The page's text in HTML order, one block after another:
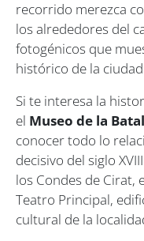
recorrido merezca
los alrededores del
fotogénicos que
histórico de la
Si te interesa la
el Museo de la
conocer todo lo
decisivo del siglo
los Condes de Cirat,
Teatro Principal,
cultural de la